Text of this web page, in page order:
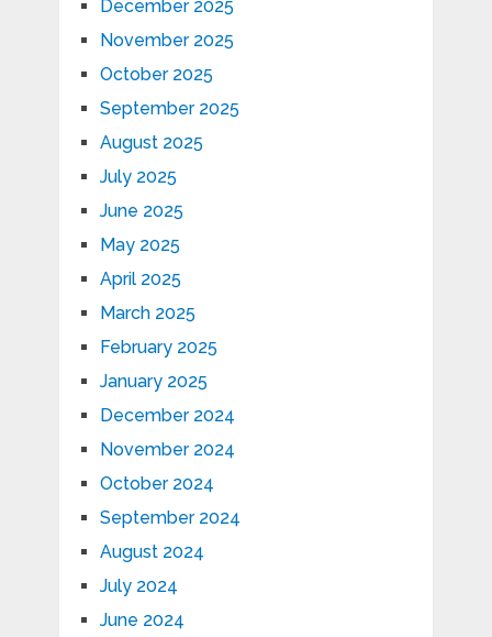
December 2025
November 2025
October 2025
September 2025
August 2025
July 2025
June 2025
May 2025
April 2025
March 2025
February 2025
January 2025
December 2024
November 2024
October 2024
September 2024
August 2024
July 2024
June 2024